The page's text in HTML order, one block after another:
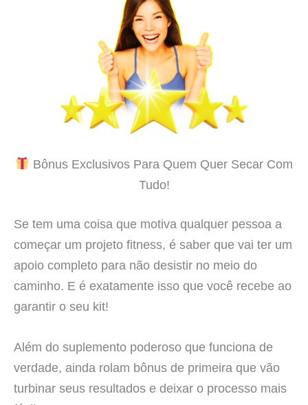
Bônus Exclusivos Para Quem Quer Secar Com
Tudo!
Se tem uma coisa que motiva qualquer pessoa a
começar um projeto fitness, é saber que vai ter um
apoio completo para não desistir no meio do
caminho. E é exatamente isso que você recebe ao
garantir o seu kit!
Além do suplemento poderoso que funciona de
verdade, ainda rolam bônus de primeira que vão
turbinar seus resultados e deixar o processo mais